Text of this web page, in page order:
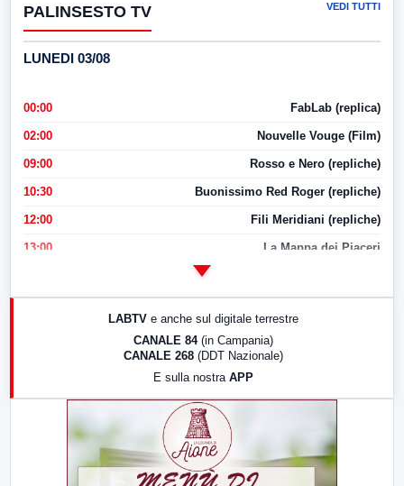
PALINSESTO TV VEDI TUTTI
LUNEDI 03/08
00:00 FabLab (replica)
02:00 Nouvelle Vouge (Film)
09:00 Rosso e Nero (repliche)
10:30 Buonissimo Red Roger (repliche)
12:00 Fili Meridiani (repliche)
13:00 La Mappa dei Piaceri
LABTV e anche sul digitale terrestre
CANALE 84 (in Campania)
CANALE 268 (DDT Nazionale)
E sulla nostra APP